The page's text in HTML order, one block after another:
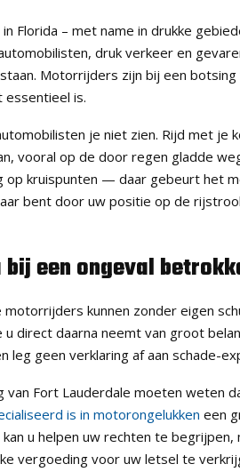
Florida – met name in drukke
druk verkeer en
Motorrijders zijn bij een
is.
je niet zien. Rijd met je
vooral op de door regen gladde
op kruispunten — daar gebeurt het
bent door uw positie op de
een ongeval
kunnen zonder eigen
direct daarna neemt van groot
leg geen verklaring af aan schade-
Fort Lauderdale moeten weten
is in motorongelukken een
kan u helpen uw rechten te
vergoeding voor uw letsel te